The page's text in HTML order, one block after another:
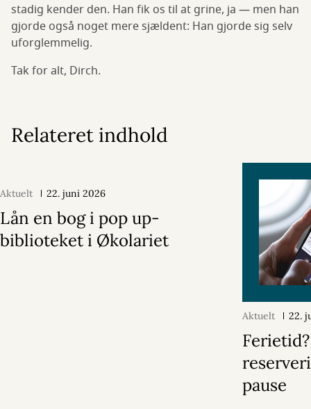
stadig kender den. Han fik os til at grine, ja — men han
gjorde også noget mere sjældent: Han gjorde sig selv
uforglemmelig.
Tak for alt, Dirch.
Relateret indhold
Aktuelt 22. juni 2026
Lån en bog i pop up-
biblioteket i Økolariet
Aktuelt 22.
pause